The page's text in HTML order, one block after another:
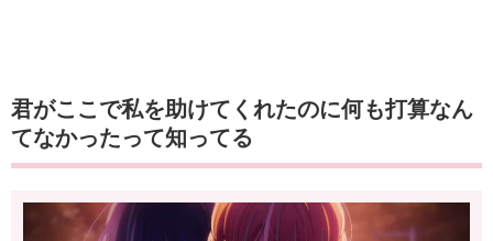
君がここで私を助けてくれたのに何も打算なん
てなかったって知ってる